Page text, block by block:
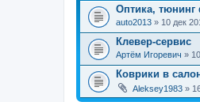
Оптика, тюнинг
auto2013 » 10 дек
Клевер-сервис
Артём Игоревич »
Коврики в
Aleksey1983 »